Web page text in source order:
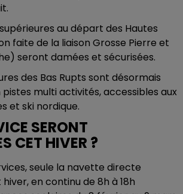
au départ des Hautes
faite de la liaison Grosse Pierre et
seront damées et sécurisées.
des Bas Rupts sont désormais
multi activités, accessibles aux
et ski nordique.
SERONT
CET HIVER ?
seule la navette directe
en continu de 8h à 18h